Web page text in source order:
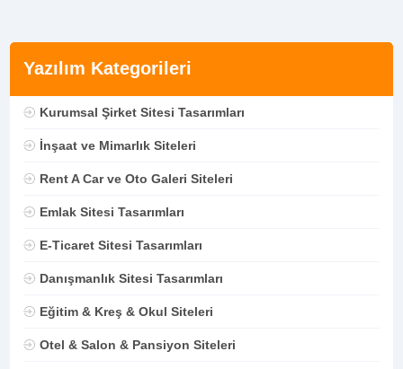
Yazılım Kategorileri
Kurumsal Şirket Sitesi Tasarımları
İnşaat ve Mimarlık Siteleri
Rent A Car ve Oto Galeri Siteleri
Emlak Sitesi Tasarımları
E-Ticaret Sitesi Tasarımları
Danışmanlık Sitesi Tasarımları
Eğitim & Kreş & Okul Siteleri
Otel & Salon & Pansiyon Siteleri